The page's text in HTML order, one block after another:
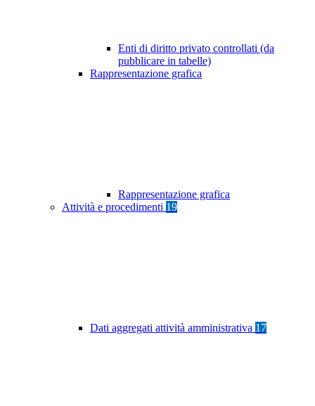
Enti di diritto privato controllati (da
pubblicare in tabelle)
Rappresentazione grafica
Rappresentazione grafica
Attività e procedimenti 19
Dati aggregati attività amministrativa 17